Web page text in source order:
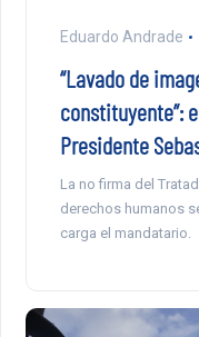
Eduardo Andrade
“Lavado de
constituyente”:
Presidente
La no firma del
derechos humanos
carga el mandatario.